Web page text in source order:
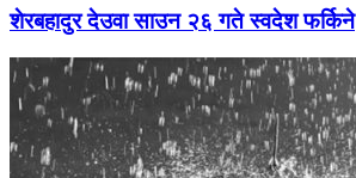
शेरबहादुर देउवा साउन २६ गते स्वदेश फर्किने